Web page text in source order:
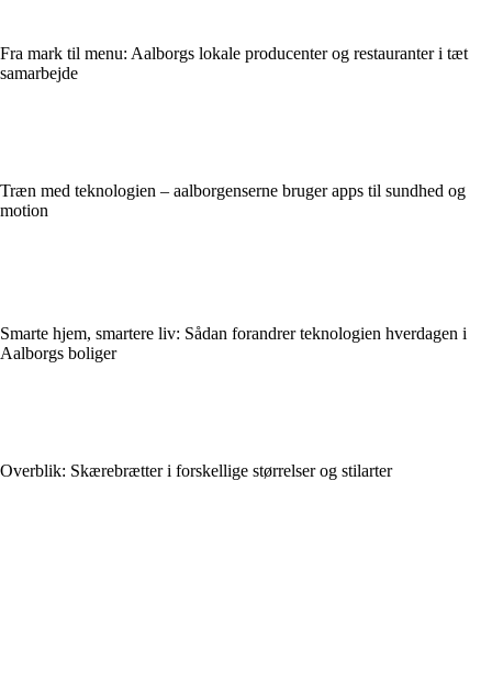
Fra mark til menu: Aalborgs lokale producenter og restauranter i tæt
samarbejde
Træn med teknologien – aalborgenserne bruger apps til sundhed og
motion
Smarte hjem, smartere liv: Sådan forandrer teknologien hverdagen i
Aalborgs boliger
Overblik: Skærebrætter i forskellige størrelser og stilarter